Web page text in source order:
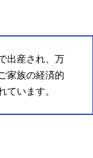
出産され、万
家族の経済的
ています。